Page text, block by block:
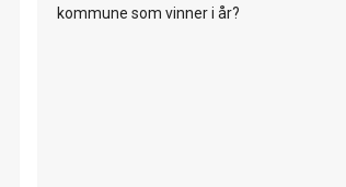
kommune som vinner i år?